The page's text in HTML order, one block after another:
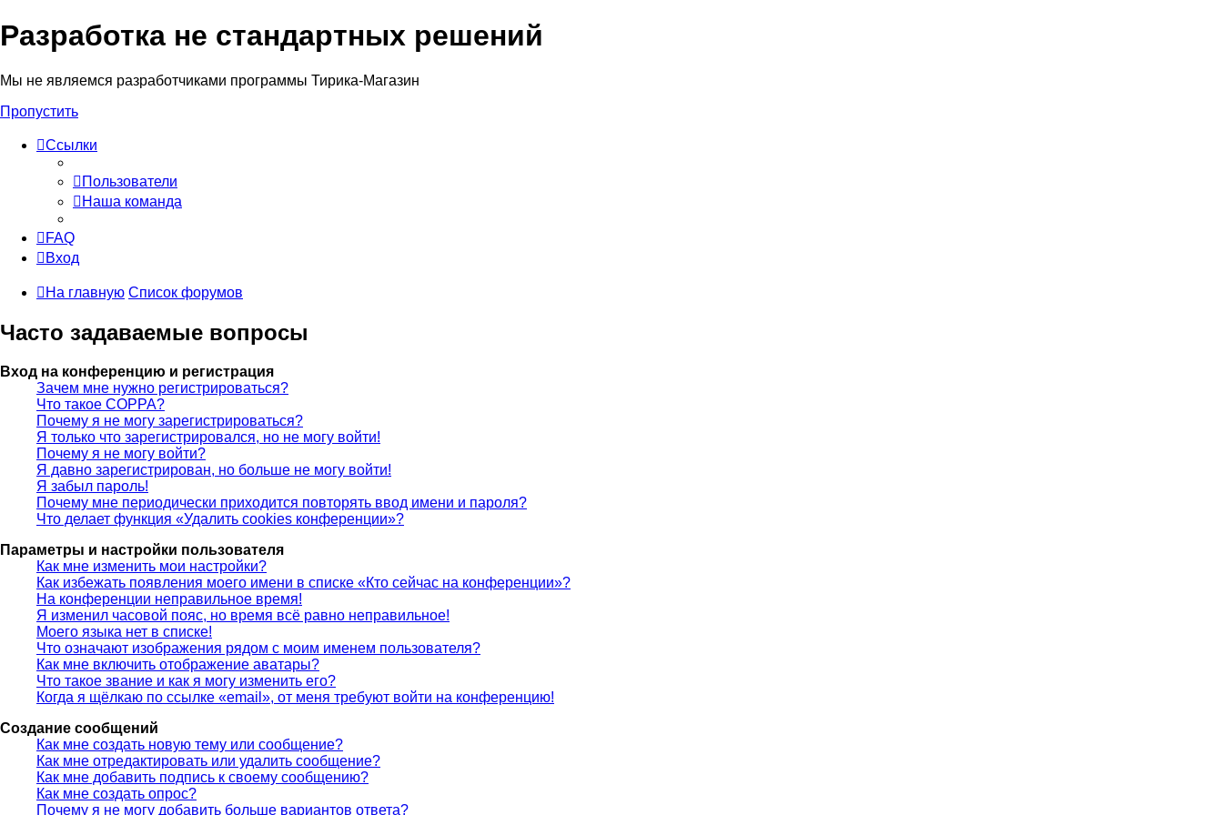
Разработка не стандартных решений
Мы не являемся разработчиками программы Тирика-Магазин
Пропустить
Ссылки
Пользователи
Наша команда
FAQ
Вход
На главную Список форумов
Часто задаваемые вопросы
Вход на конференцию и регистрация
Зачем мне нужно регистрироваться?
Что такое COPPA?
Почему я не могу зарегистрироваться?
Я только что зарегистрировался, но не могу войти!
Почему я не могу войти?
Я давно зарегистрирован, но больше не могу войти!
Я забыл пароль!
Почему мне периодически приходится повторять ввод имени и пароля?
Что делает функция «Удалить cookies конференции»?
Параметры и настройки пользователя
Как мне изменить мои настройки?
Как избежать появления моего имени в списке «Кто сейчас на конференции»?
На конференции неправильное время!
Я изменил часовой пояс, но время всё равно неправильное!
Моего языка нет в списке!
Что означают изображения рядом с моим именем пользователя?
Как мне включить отображение аватары?
Что такое звание и как я могу изменить его?
Когда я щёлкаю по ссылке «email», от меня требуют войти на конференцию!
Создание сообщений
Как мне создать новую тему или сообщение?
Как мне отредактировать или удалить сообщение?
Как мне добавить подпись к своему сообщению?
Как мне создать опрос?
Почему я не могу добавить больше вариантов ответа?